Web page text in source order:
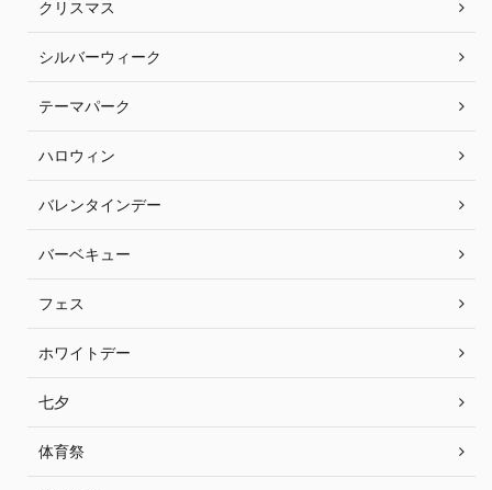
クリスマス
シルバーウィーク
テーマパーク
ハロウィン
バレンタインデー
バーベキュー
フェス
ホワイトデー
七夕
体育祭